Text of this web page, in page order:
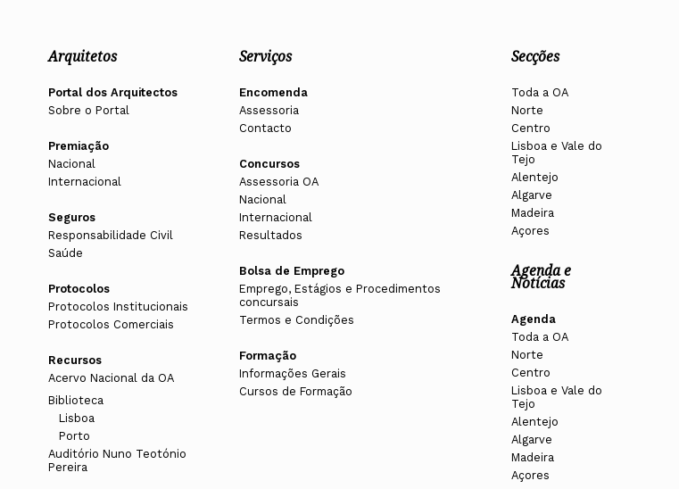
Arquitetos
Portal dos Arquitectos
Sobre o Portal
Premiação
Nacional
Internacional
Seguros
Responsabilidade Civil
Saúde
Protocolos
Protocolos Institucionais
Protocolos Comerciais
Recursos
Acervo Nacional da OA
Biblioteca
Lisboa
Porto
Auditório Nuno Teotónio
Pereira
Serviços
Encomenda
Assessoria
Contacto
Concursos
Assessoria OA
Nacional
Internacional
Resultados
Bolsa de Emprego
Emprego, Estágios e Procedimentos
concursais
Termos e Condições
Formação
Informações Gerais
Cursos de Formação
Secções
Toda a OA
Norte
Centro
Lisboa e Vale do
Tejo
Alentejo
Algarve
Madeira
Açores
Agenda e
Notícias
Agenda
Toda a OA
Norte
Centro
Lisboa e Vale do
Tejo
Alentejo
Algarve
Madeira
Açores